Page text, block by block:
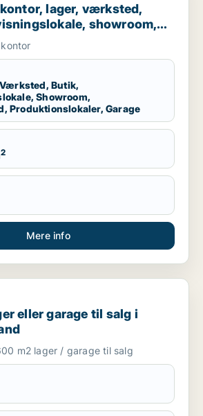
lager, værksted,
showroom,
produktionslokaler eller
i Region Sjælland eller
Butik,
Showroom,
Produktionslokaler, Garage
2
Mere info
garage til salg i Region Sjælland
eller garage til salg i
m2 lager / garage til salg